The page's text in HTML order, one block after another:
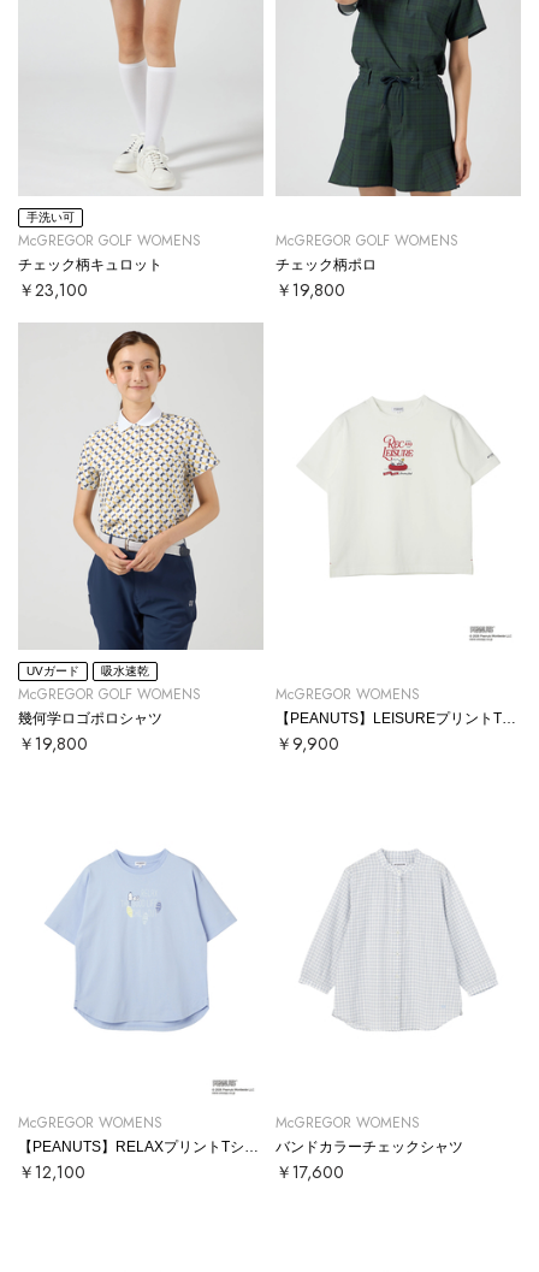
手洗い可
McGREGOR GOLF WOMENS
チェック柄キュロット
￥23,100
McGREGOR GOLF WOMENS
チェック柄ポロ
￥19,800
UVガード 吸水速乾
McGREGOR GOLF WOMENS
幾何学ロゴポロシャツ
￥19,800
McGREGOR WOMENS
￥9,900
McGREGOR WOMENS
￥12,100
McGREGOR WOMENS
バンドカラーチェックシャツ
￥17,600